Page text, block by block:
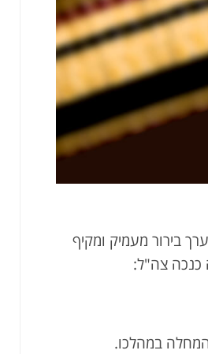
בירור מעמיק ומקיף
כנכה צה"ל:
במהלכו.